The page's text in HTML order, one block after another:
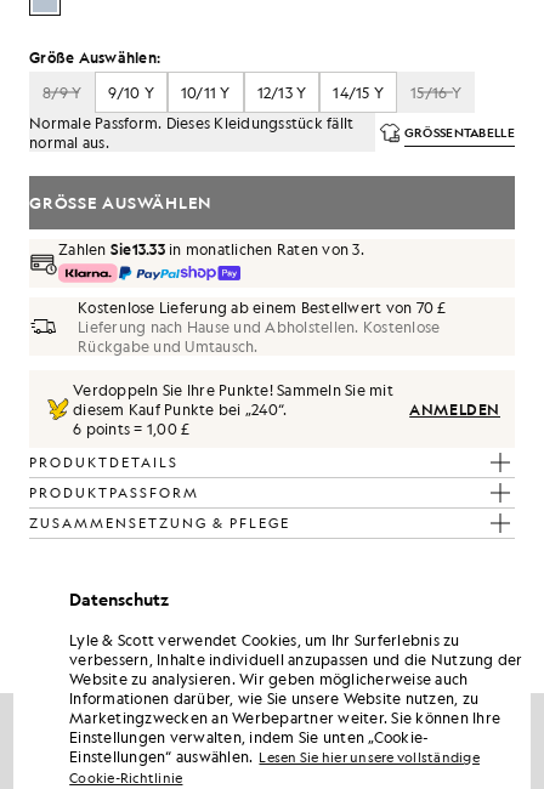
Größe Auswählen:
8/9 Y
9/10 Y 10/11 Y 12/13 Y 14/15 Y
15/16 Y
Normale Passform. Dieses Kleidungsstück fällt
normal aus.
GRÖSSENTABELLE
GRÖSSE AUSWÄHLEN
Zahlen Sie13.33in monatlichen Raten von 3.
Kostenlose Lieferung ab einem Bestellwert von 70 £
Lieferung nach Hause und Abholstellen. Kostenlose
Rückgabe und Umtausch.
Verdoppeln Sie Ihre Punkte! Sammeln Sie mit
diesem Kauf Punkte bei „240“.
6 points = 1,00 £
ANMELDEN
PRODUKTDETAILS
PRODUKTPASSFORM
ZUSAMMENSETZUNG & PFLEGE
So sieht der Look aus
die Ihre Garderobe aufwerten.
Datenschutz
Lyle & Scott verwendet Cookies, um Ihr Surferlebnis zu
verbessern, Inhalte individuell anzupassen und die Nutzung der
Website zu analysieren. Wir geben möglicherweise auch
Informationen darüber, wie Sie unsere Website nutzen, zu
Marketingzwecken an Werbepartner weiter. Sie können Ihre
Einstellungen verwalten, indem Sie unten „Cookie-
Einstellungen“ auswählen. Lesen Sie hier unsere vollständige
Cookie-Richtlinie